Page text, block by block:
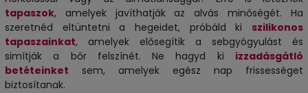
tapaszok, amelyek javíthatják az alvás minőségét. Ha
szeretnéd eltüntetni a hegeidet, próbáld ki szilikonos
tapaszainkat, amelyek elősegítik a sebgyógyulást és
simítják a bőr felszínét. Ne hagyd ki izzadásgátló
betéteinket sem, amelyek egész nap frissességet
biztosítanak.